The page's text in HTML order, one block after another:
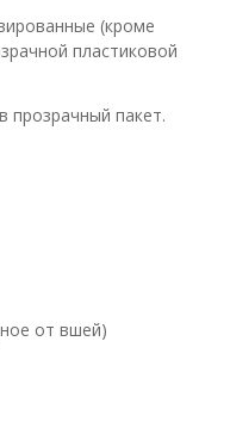
(кроме
пластиковой
прозрачный пакет.
от вшей)